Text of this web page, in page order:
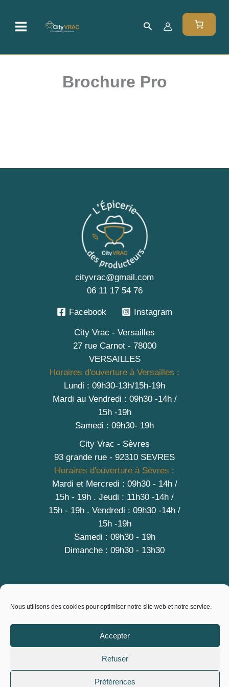
Nous utilisons des cookies pour optimiser notre site web et notre service.
Accepter
Refuser
Préférences
contenu
Rechercher
Brochure Pro
cityvrac@gmail.com
06 11 17 54 76
Facebook Instagram
City Vrac - Versailles
27 rue Carnot - 78000
VERSAILLES
Horaires d'ouverture à Versailles :
Lundi : 09h30-13h/15h-19h
Mardi au Vendredi : 09h30 -14h /
15h -19h
Samedi : 09h30- 19h
City Vrac - Sèvres
93 grande rue - 92310 SEVRES
Horaires d'ouverture à Sèvres :
Mardi et Mercredi : 09h30 - 14h /
15h - 19h . Jeudi : 11h30 -14h /
15h - 19h . Vendredi : 09h30 -14h /
15h -19h
Samedi : 09h30 - 19h
Dimanche : 09h30 - 13h30
A PROPOS
Contact
Mentions légales
Conditions générales de vente
Politique de cookies (EU)
Copyright © 2026 City Vrac, L'Epicerie des producteurs